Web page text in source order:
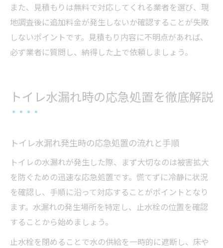
また、見積もりは無料で対応してくれる業者を選び、現
地調査後に追加料金が発生しないか確認することが失敗
しないポイントです。見積もり内容に不明点があれば、
必ず業者に質問し、納得した上で依頼しましょう。
トイレ水漏れ時の応急処置を徹底解説
トイレ水漏れ発生時の応急処置の流れと手順
トイレの水漏れが発生した際、まず大切なのは被害拡大
を防ぐための迅速な応急処置です。慌てずに冷静に状況
を確認し、手順に沿って対応することがポイントとなり
ます。水漏れの発生場所を特定し、止水栓の位置を確認
することから始めましょう。
止水栓を閉めることで水の供給を一時的に遮断し、床や